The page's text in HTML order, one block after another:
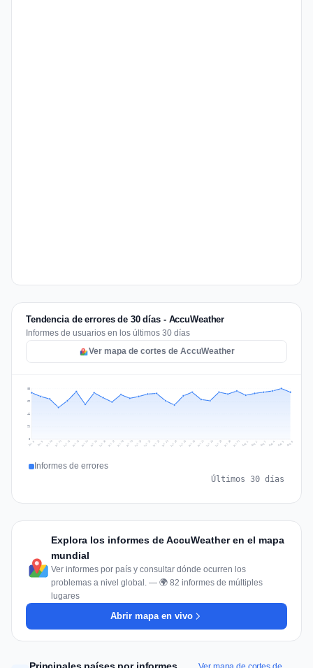
Tendencia de errores de 30 días - AccuWeather
Informes de usuarios en los últimos 30 días
Ver mapa de cortes de AccuWeather
21
42
62
83
Jul 8 Jul 9 Jul 10 Jul 11 Jul 12 Jul 13 Jul 14 Jul 15 Jul 16 Jul 17 Jul 18 Jul 19 Jul 20 Jul 21 Jul 22 Jul 23 Jul 24 Jul 25 Jul 26 Jul 27 Jul 28 Jul 29 Jul 30 Jul 31 Aug 1 Aug 2 Aug 3 Aug 4 Aug 5 Aug 6
Informes de errores
Últimos 30 días
Explora los informes de AccuWeather en el mapa
mundial
Ver informes por país y consultar dónde ocurren los
problemas a nivel global. — 🌍 82 informes de múltiples
lugares
Abrir mapa en vivo